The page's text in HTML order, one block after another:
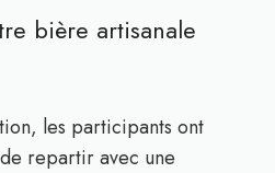
bière artisanale
les participants ont
repartir avec une